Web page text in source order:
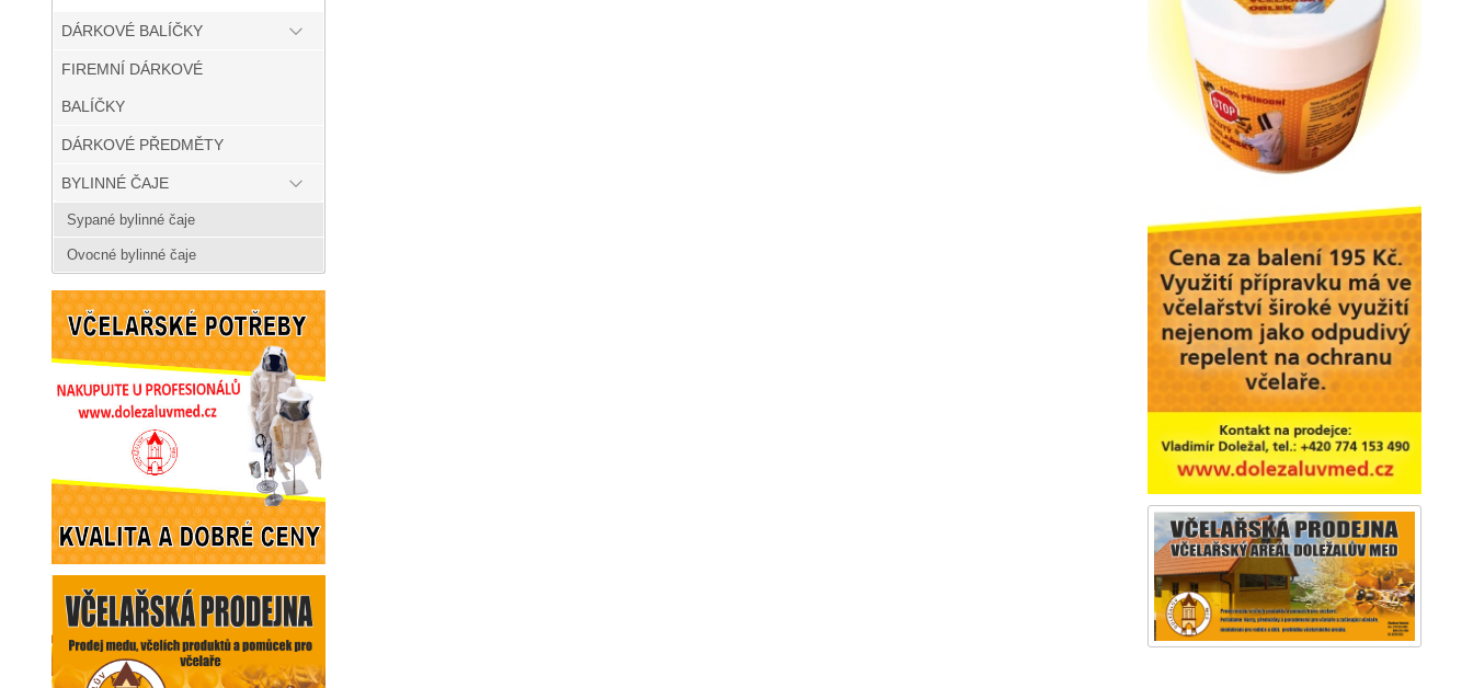
DÁRKOVÉ BALÍČKY
FIREMNÍ DÁRKOVÉ
BALÍČKY
DÁRKOVÉ PŘEDMĚTY
BYLINNÉ ČAJE
Sypané bylinné čaje
Ovocné bylinné čaje